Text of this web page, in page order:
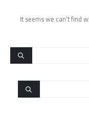
It seems we can’t find